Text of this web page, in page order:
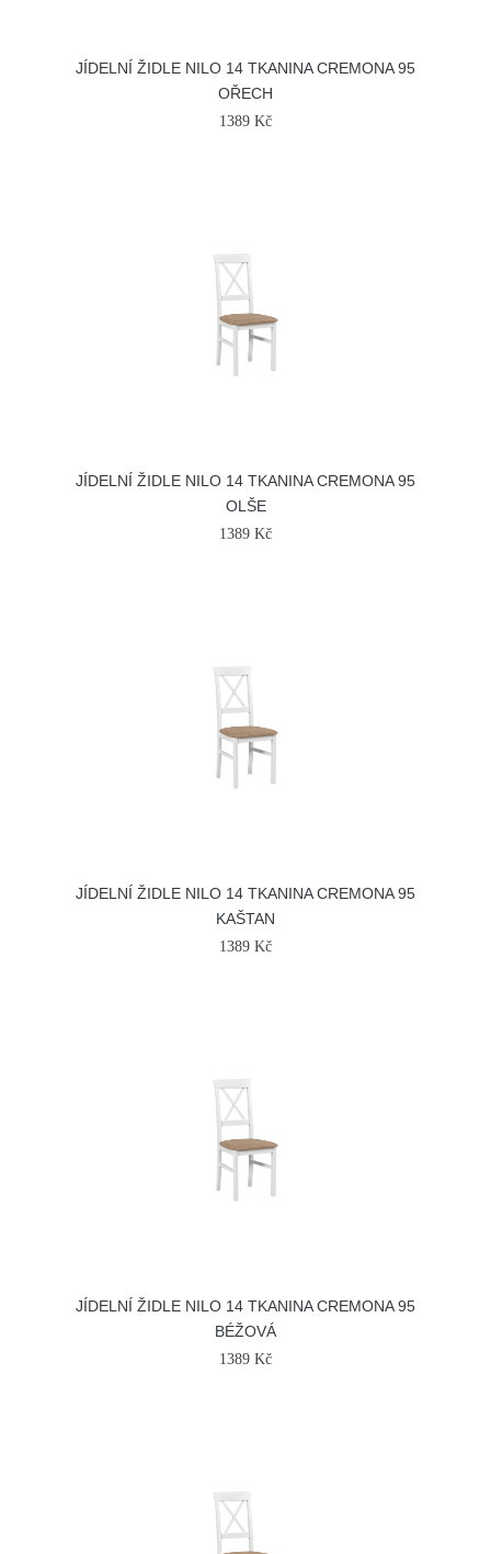
JÍDELNÍ ŽIDLE NILO 14 TKANINA CREMONA 95
OŘECH
1389 Kč
JÍDELNÍ ŽIDLE NILO 14 TKANINA CREMONA 95
OLŠE
1389 Kč
JÍDELNÍ ŽIDLE NILO 14 TKANINA CREMONA 95
KAŠTAN
1389 Kč
JÍDELNÍ ŽIDLE NILO 14 TKANINA CREMONA 95
BÉŽOVÁ
1389 Kč